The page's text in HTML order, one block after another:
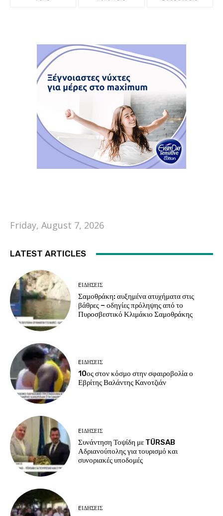
Friday, August 7, 2026
LATEST ARTICLES
EΙΔΗΣΕΙΣ
Σαμοθράκη: αυξημένα ατυχήματα στις
βάθρες – οδηγίες πρόληψης από το
Πυροσβεστικό Κλιμάκιο Σαμοθράκης
EΙΔΗΣΕΙΣ
10ος στον κόσμο στην σφαιροβολία ο
Εβρίτης Βαλάντης Κανοτζιάν
EΙΔΗΣΕΙΣ
Συνάντηση Τοψίδη με TÜRSAB
Αδριανούπολης για τουρισμό και
συνοριακές υποδομές
EΙΔΗΣΕΙΣ